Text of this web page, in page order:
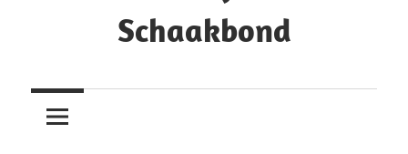
Schaakbond